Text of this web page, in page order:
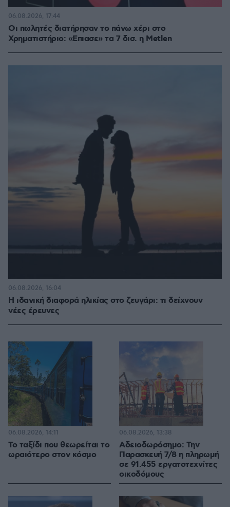
Οι πωλητές διατήρησαν το πάνω χέρι στο
Χρηματιστήριο: «Επιασε» τα 7 δισ. η Metlen
06.08.2026, 17:44
Η ιδανική διαφορά ηλικίας στο ζευγάρι: τι δείχνουν
νέες έρευνες
06.08.2026, 16:04
Το ταξίδι που θεωρείται το
ωραιότερο στον κόσμο
06.08.2026, 14:11
Αδειοδωρόσημο: Την
Παρασκευή 7/8 η πληρωμή
σε 91.455 εργατοτεχνίτες
οικοδόμους
06.08.2026, 13:38